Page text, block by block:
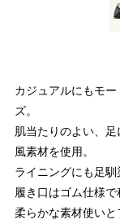
カジュアルにもモ
ズ。
肌当たりのよい、
風素材を使用。
ライニングにも足馴
履き口はゴム仕様で
柔らかな素材使いと